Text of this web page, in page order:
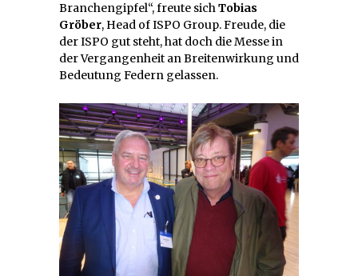
Branchengipfel“, freute sichTobias
Gröber, Head of ISPO Group. Freude, die
der ISPO gut steht, hat doch die Messe in
der Vergangenheit an Breitenwirkung und
Bedeutung Federn gelassen.